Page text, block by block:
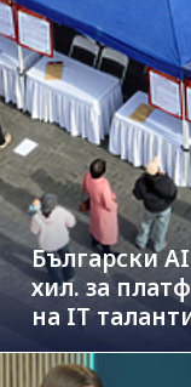
Български
хил. за
на IT